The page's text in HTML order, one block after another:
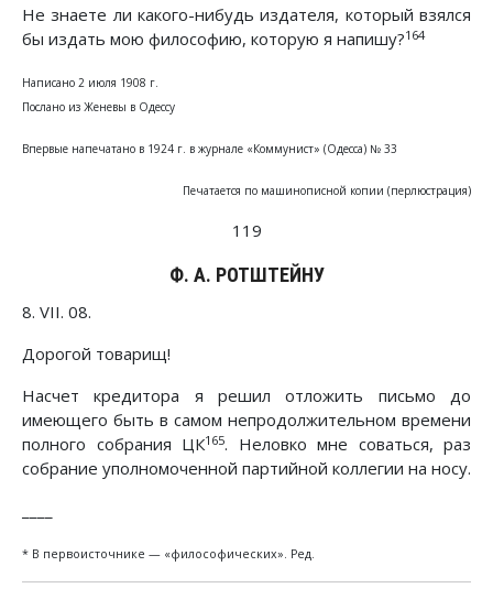
Не знаете ли какого-нибудь издателя, который взялся
бы издать мою философию, которую я напишу?164
Написано 2 июля 1908 г.
Послано из Женевы в Одессу
Впервые напечатано в 1924 г. в журнале «Коммунист» (Одесса) № 33
Печатается по машинописной копии (перлюстрация)
119
Ф. А. РОТШТЕЙНУ
8. VII. 08.
Дорогой товарищ!
Насчет кредитора я решил отложить письмо до
имеющего быть в самом непродолжительном времени
полного собрания ЦК165. Неловко мне соваться, раз
собрание уполномоченной партийной коллегии на носу.
* В первоисточнике — «философических». Ред.